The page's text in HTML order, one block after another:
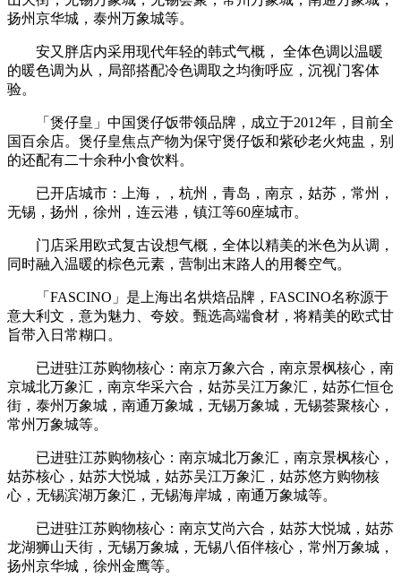
扬州京华城，泰州万象城等。
安又胖店内采用现代年轻的韩式气概， 全体色调以温暖
的暖色调为从，局部搭配冷色调取之均衡呼应，沉视门客体
验。
「煲仔皇」中国煲仔饭带领品牌，成立于2012年，目前全
国百余店。煲仔皇焦点产物为保守煲仔饭和紫砂老火炖盅，别
的还配有二十余种小食饮料。
已开店城市：上海，，杭州，青岛，南京，姑苏，常州，
无锡，扬州，徐州，连云港，镇江等60座城市。
门店采用欧式复古设想气概，全体以精美的米色为从调，
同时融入温暖的棕色元素，营制出末路人的用餐空气。
「FASCINO」是上海出名烘焙品牌，FASCINO名称源于
意大利文，意为魅力、夸姣。甄选高端食材，将精美的欧式甘
旨带入日常糊口。
已进驻江苏购物核心：南京万象六合，南京景枫核心，南
京城北万象汇，南京华采六合，姑苏吴江万象汇，姑苏仁恒仓
街，泰州万象城，南通万象城，无锡万象城，无锡荟聚核心，
常州万象城等。
已进驻江苏购物核心：南京城北万象汇，南京景枫核心，
姑苏核心，姑苏大悦城，姑苏吴江万象汇，姑苏悠方购物核
心，无锡滨湖万象汇，无锡海岸城，南通万象城等。
已进驻江苏购物核心：南京艾尚六合，姑苏大悦城，姑苏
龙湖狮山天街，无锡万象城，无锡八佰伴核心，常州万象城，
扬州京华城，徐州金鹰等。